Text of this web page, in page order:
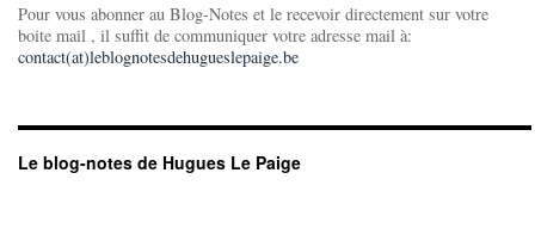
Pour vous abonner au Blog-Notes et le recevoir directement sur votre
boite mail , il suffit de communiquer votre adresse mail à:
contact(at)leblognotesdehugueslepaige.be
Le blog-notes de Hugues Le Paige